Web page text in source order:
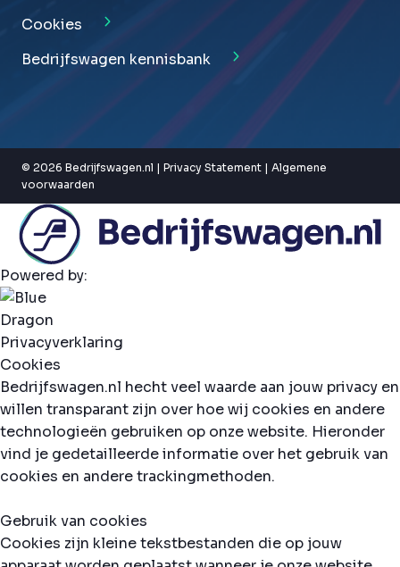
Cookies
Bedrijfswagen kennisbank
© 2026 Bedrijfswagen.nl | Privacy Statement | Algemene
voorwaarden
Powered by:
Privacyverklaring
Cookies
Bedrijfswagen.nl hecht veel waarde aan jouw privacy en
willen transparant zijn over hoe wij cookies en andere
technologieën gebruiken op onze website. Hieronder
vind je gedetailleerde informatie over het gebruik van
cookies en andere trackingmethoden.
Gebruik van cookies
Cookies zijn kleine tekstbestanden die op jouw